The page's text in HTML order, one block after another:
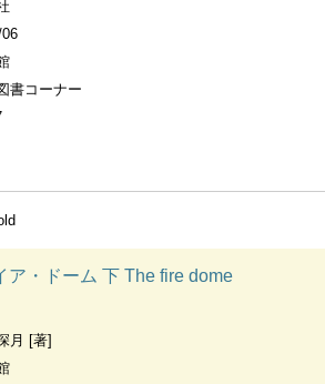
書コーナー
ア・ドーム 下 The fire dome
月 [著]